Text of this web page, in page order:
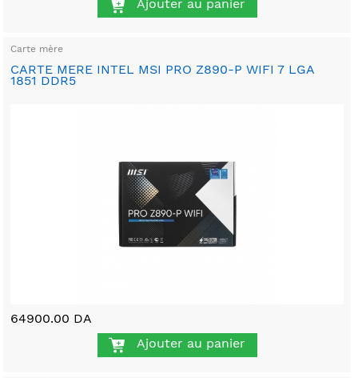
Ajouter au panier
Carte mère
CARTE MERE INTEL MSI PRO Z890-P WIFI 7 LGA
1851 DDR5
64900.00 DA
Ajouter au panier